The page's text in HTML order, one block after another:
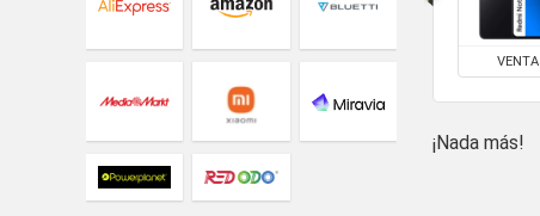
VENTA
¡Nada más!